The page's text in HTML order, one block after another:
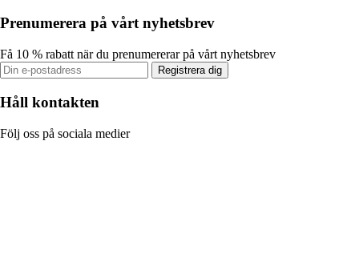
Prenumerera på vårt nyhetsbrev
Få 10 % rabatt när du prenumererar på vårt nyhetsbrev
Registrera dig
Håll kontakten
Följ oss på sociala medier